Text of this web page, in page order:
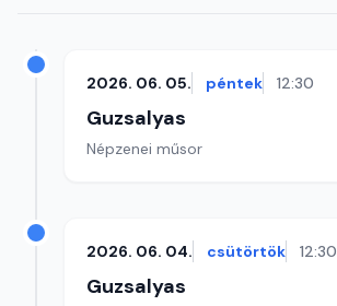
2026. 06. 05. péntek 12:30
Guzsalyas
Népzenei műsor
2026. 06. 04. csütörtök 12:30
Guzsalyas